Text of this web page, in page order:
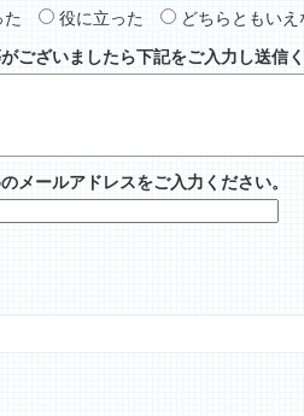
役に立った どちらともいえ
ございましたら下記をご入力し送信く
メールアドレスをご入力ください。